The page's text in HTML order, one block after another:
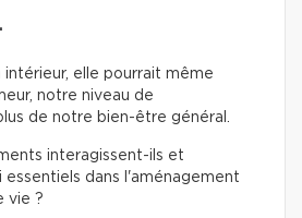
intérieur, elle pourrait même
notre niveau de
de notre bien-être général.
interagissent-ils et
essentiels dans l'aménagement
vie ?